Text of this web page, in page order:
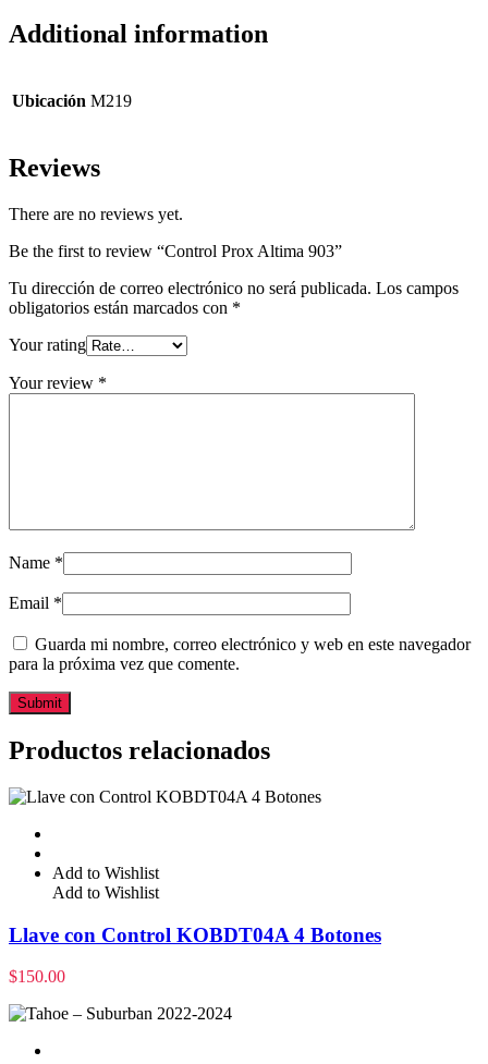
Additional information
Ubicación M219
Reviews
There are no reviews yet.
Be the first to review “Control Prox Altima 903”
Tu dirección de correo electrónico no será publicada. Los campos
obligatorios están marcados con *
Your rating
Your review *
Name *
Email *
Guarda mi nombre, correo electrónico y web en este navegador
para la próxima vez que comente.
Productos relacionados
Add to Wishlist
Add to Wishlist
Llave con Control KOBDT04A 4 Botones
$150.00